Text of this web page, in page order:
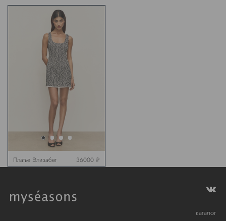
Платье Элизабет 36000 ₽
каталог